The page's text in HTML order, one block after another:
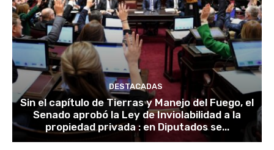
DESTACADAS
Sin el capítulo de Tierras y Manejo del Fuego, el
Senado aprobó la Ley de Inviolabilidad a la
propiedad privada : en Diputados se...